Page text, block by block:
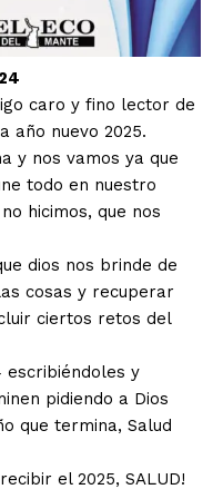
caro y fino lector de
año nuevo 2025.
y nos vamos ya que
todo en nuestro
hicimos, que nos
dios nos brinde de
cosas y recuperar
ciertos retos del
escribiéndoles y
pidiendo a Dios
que termina, Salud
el 2025, SALUD!